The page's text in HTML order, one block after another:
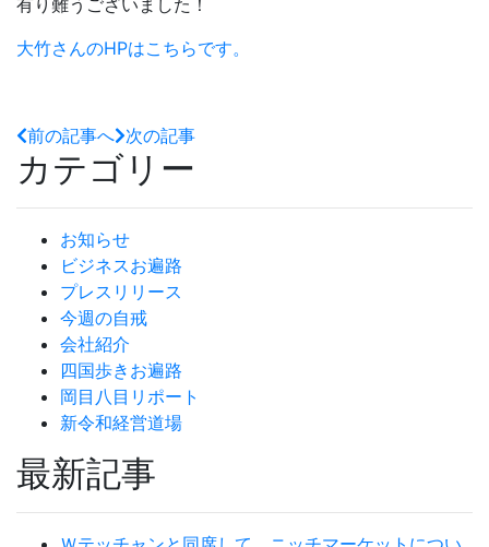
大竹さんのHPはこちらです。
前の記事へ 次の記事
カテゴリー
お知らせ
ビジネスお遍路
プレスリリース
今週の自戒
会社紹介
四国歩きお遍路
岡目八目リポート
新令和経営道場
最新記事